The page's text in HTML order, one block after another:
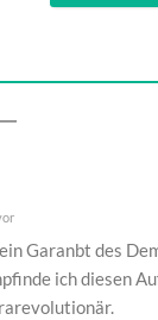
Garanbt des
ich diesen